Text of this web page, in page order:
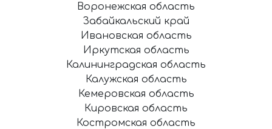
Воронежская область
Забайкальский край
Ивановская область
Иркутская область
Калининградская область
Калужская область
Кемеровская область
Кировская область
Костромская область